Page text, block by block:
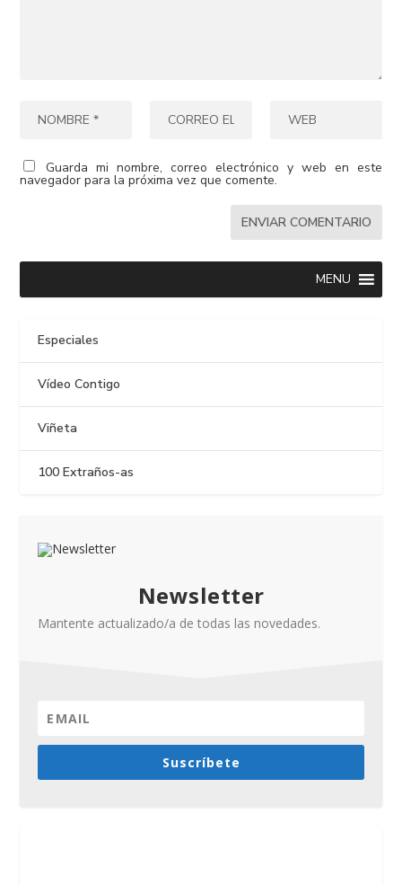
Guarda mi nombre, correo electrónico y web en este
navegador para la próxima vez que comente.
MENU
Especiales
Vídeo Contigo
Viñeta
100 Extraños-as
Newsletter
Mantente actualizado/a de todas las novedades.
Suscríbete